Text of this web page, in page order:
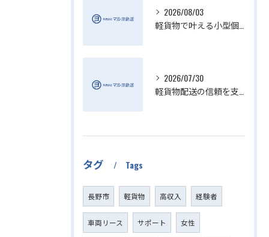
2026/08/03
2026/07/30
タグ Tags
長野市 軽貨物 高収入 経験者
車両リース サポート 女性